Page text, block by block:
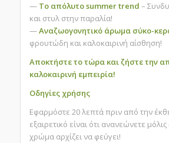
— Το απόλυτο summer trend –
και στυλ στην παραλία!
—Αναζωογονητικό άρωμα σύκο-
φρουτώδη και καλοκαιρινή αίσθηση!
Αποκτήστε το τώρα και ζήστε την
καλοκαιρινή εμπειρία!
Οδηγίες χρήσης
Εφαρμόστε 20 λεπτά πριν από την
εξαιρετικό είναι ότι ανανεώνετε μόλις
χρώμα αρχίζει να φεύγει!